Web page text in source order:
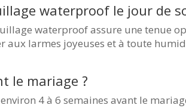
waterproof le jour de
waterproof assure une tenue
aux larmes joyeuses et à toute
le mariage ?
environ 4 à 6 semaines avant le